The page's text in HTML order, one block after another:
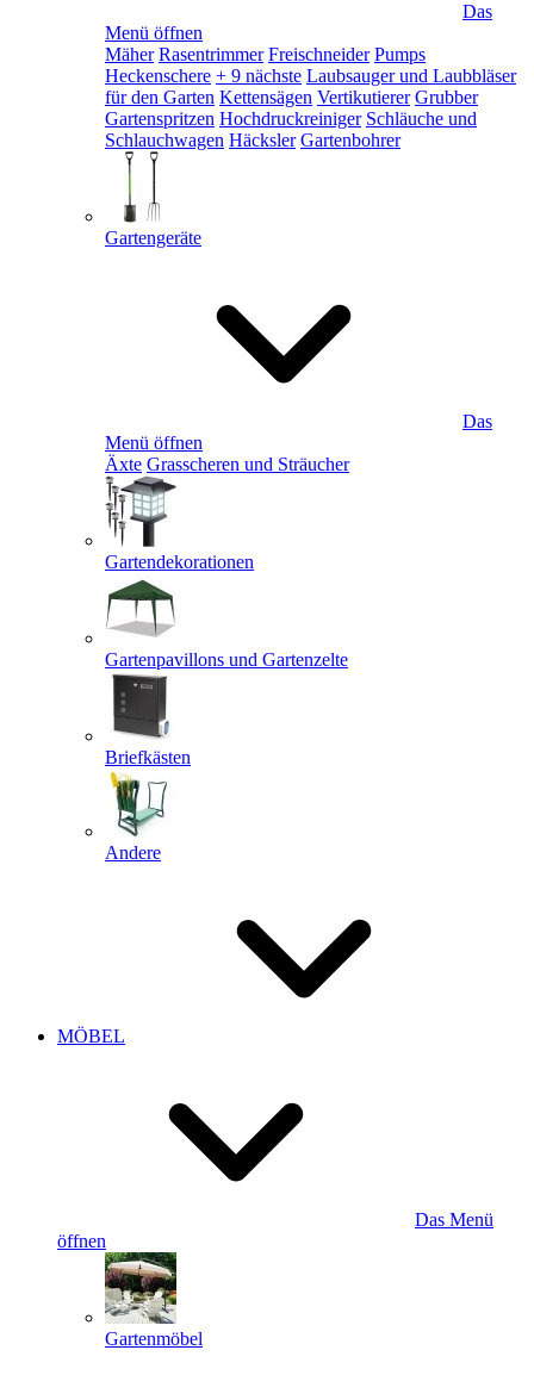
Das
Menü öffnen
Mäher Rasentrimmer Freischneider Pumps
Heckenschere + 9 nächste Laubsauger und Laubbläser
für den Garten Kettensägen Vertikutierer Grubber
Gartenspritzen Hochdruckreiniger Schläuche und
Schlauchwagen Häcksler Gartenbohrer
Gartengeräte
Das
Menü öffnen
Äxte Grasscheren und Sträucher
Gartendekorationen
Gartenpavillons und Gartenzelte
Briefkästen
Andere
MÖBEL
Das Menü
öffnen
Gartenmöbel